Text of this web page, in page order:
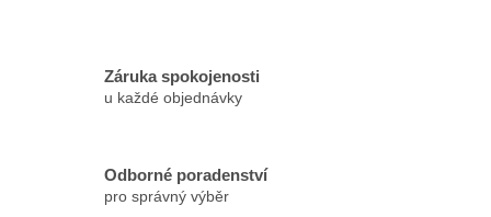
Záruka spokojenosti
u každé objednávky
Odborné poradenství
pro správný výběr